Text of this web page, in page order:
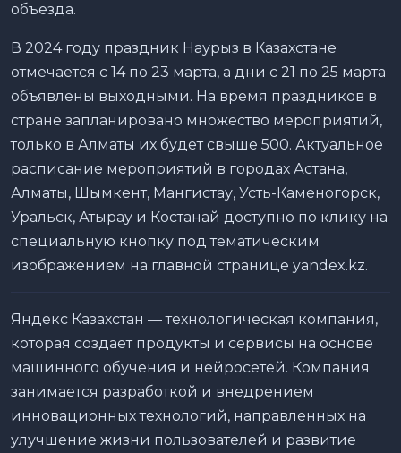
объезда.
В 2024 году праздник Наурыз в Казахстане
отмечается с 14 по 23 марта, а дни с 21 по 25 марта
объявлены выходными. На время праздников в
стране запланировано множество мероприятий,
только в Алматы их будет свыше 500. Актуальное
расписание мероприятий в городах Астана,
Алматы, Шымкент, Мангистау, Усть-Каменогорск,
Уральск, Атырау и Костанай доступно по клику на
специальную кнопку под тематическим
изображением на главной странице yandex.kz.
Яндекс Казахстан — технологическая компания,
которая создаёт продукты и сервисы на основе
машинного обучения и нейросетей. Компания
занимается разработкой и внедрением
инновационных технологий, направленных на
улучшение жизни пользователей и развитие